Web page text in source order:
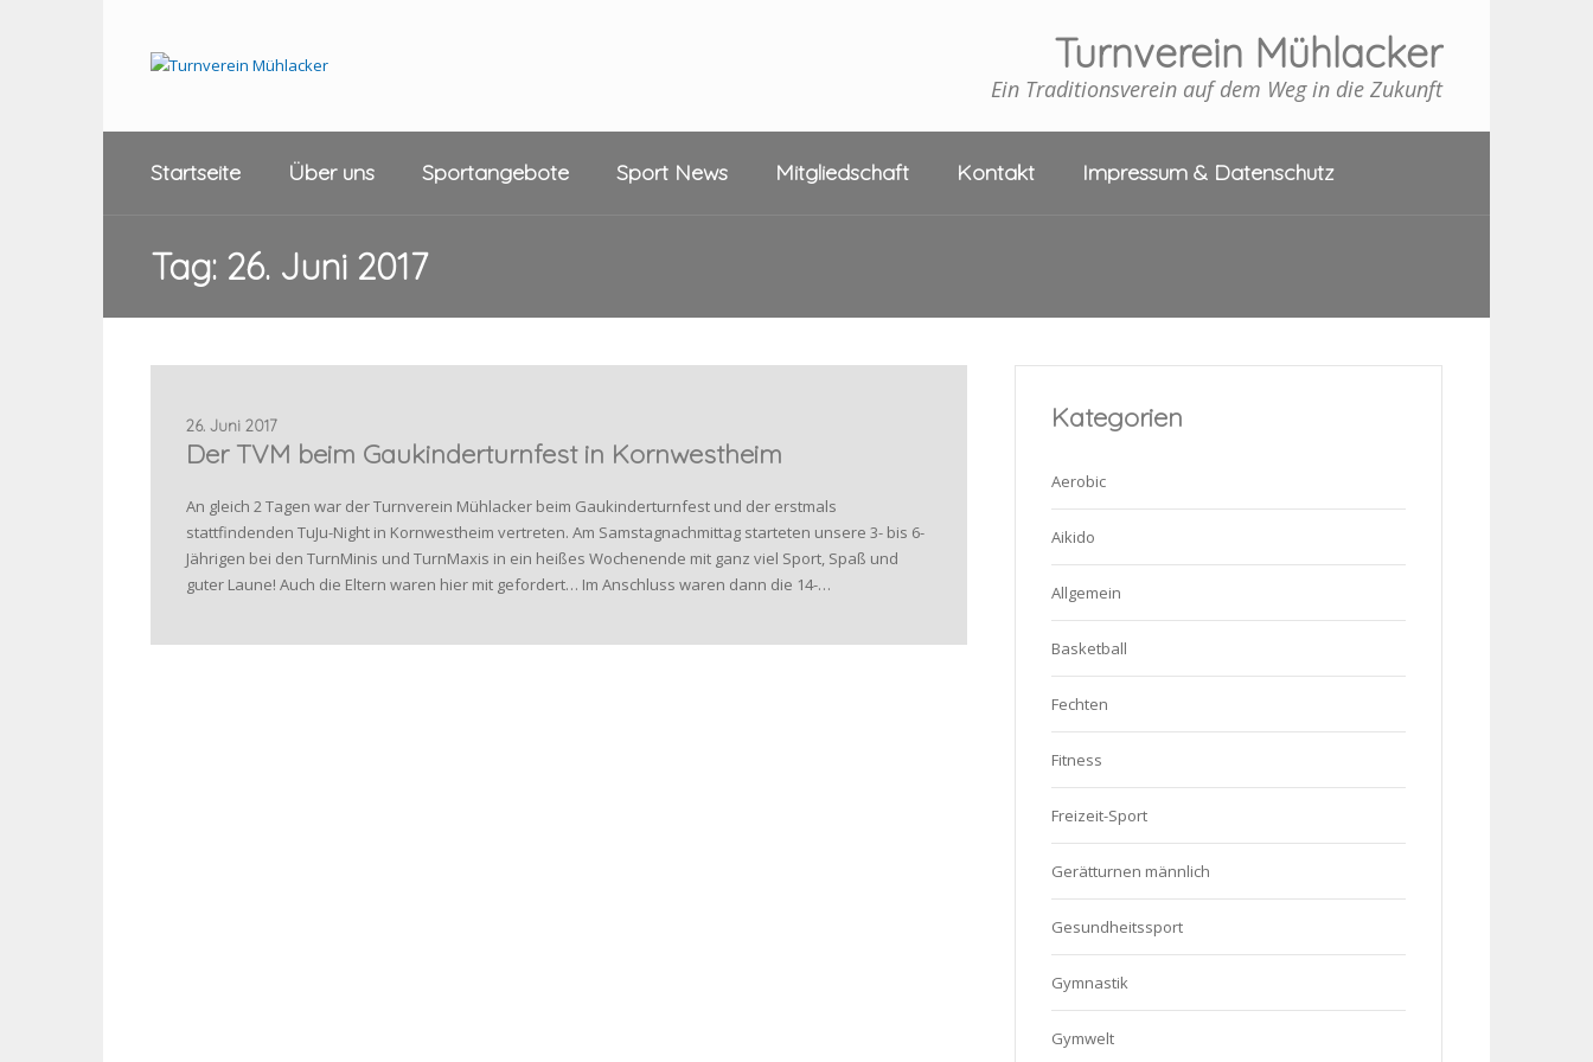
Turnverein Mühlacker
Ein Traditionsverein auf dem Weg in die Zukunft
Startseite Über uns Sportangebote Sport News Mitgliedschaft Kontakt Impressum & Datenschutz
Tag: 26. Juni 2017
26. Juni 2017
Der TVM beim Gaukinderturnfest in Kornwestheim
An gleich 2 Tagen war der Turnverein Mühlacker beim Gaukinderturnfest und der erstmals
stattfindenden TuJu-Night in Kornwestheim vertreten. Am Samstagnachmittag starteten unsere 3- bis 6-
Jährigen bei den TurnMinis und TurnMaxis in ein heißes Wochenende mit ganz viel Sport, Spaß und
guter Laune! Auch die Eltern waren hier mit gefordert… Im Anschluss waren dann die 14-…
Kategorien
Aerobic
Aikido
Allgemein
Basketball
Fechten
Fitness
Freizeit-Sport
Gerätturnen männlich
Gesundheitssport
Gymnastik
Gymwelt